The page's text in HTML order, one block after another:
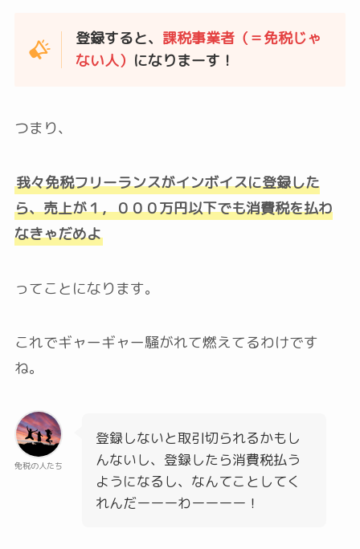
登録すると、 課税事業者（＝免税じゃ
ない人） になりまーす！
つまり、
我々免税フリーランスがインボイスに登録した
ら、売上が１，０００万円以下でも消費税を払わ
なきゃだめよ
ってことになります。
これでギャーギャー騒がれて燃えてるわけです
ね。
免税の人たち
登録しないと取引切られるかもし
んないし、登録したら消費税払う
ようになるし、なんてことしてく
れんだーーーわーーーー！